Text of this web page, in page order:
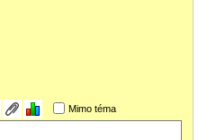
Mimo téma